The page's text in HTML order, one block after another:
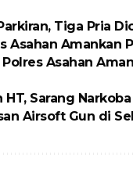
Tiga Pria
Asahan Amankan
Asahan
HT, Sarang
Airsoft Gun di